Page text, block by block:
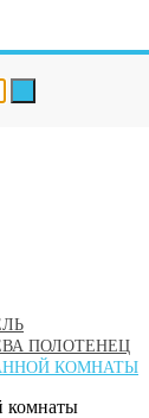
ПОЛОТЕНЕЦ
КОМНАТЫ
комнаты